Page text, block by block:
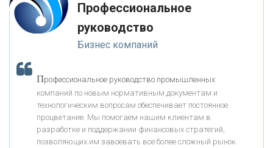
«ПРЕСС-СЛУЖБА ВТБ24»
«АВТОГРАДБАНК»
«ПРОМРЕГИОНБАНК»
ОНАС
Как Система быстрых платежей за пять лет
изменила финансовый рынок - «Интервью»
-- Люблю давать советы и очень не люблю, когда их дают мне.
Профессиональное
руководство
Бизнес компаний
Профессиональное руководство промышленных
компаний по новым нормативным документам и
технологическим вопросам обеспечивает постоянное
процветание. Мы помогаем нашим клиентам в
разработке и поддержании финансовых стратегий,
позволяющих им завоевать все более сложный рынок.